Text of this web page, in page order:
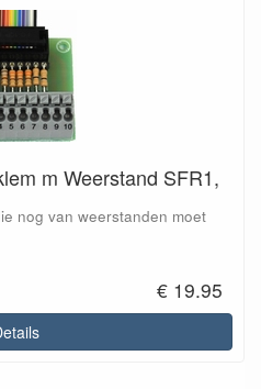
m Weerstand SFR1,
nog van weerstanden moet
€ 19.95